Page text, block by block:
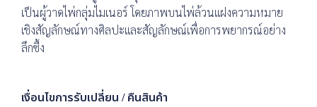
เป็นผู้วาดไพ่กลุ่มไมเนอร์ โดยภาพบนไพ่ล้วนแฝงความหมาย
เชิงสัญลักษณ์ทางศิลปะและสัญลักษณ์เพื่อการพยากรณ์อย่าง
ลึกซื้ง
เงื่อนไขการรับเปลี่ยน / คืนสินค้า